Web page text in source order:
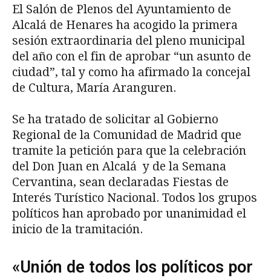
El Salón de Plenos del Ayuntamiento de
Alcalá de Henares ha acogido la primera
sesión extraordinaria del pleno municipal
del año con el fin de aprobar “un asunto de
ciudad”, tal y como ha afirmado la concejal
de Cultura, María Aranguren.
Se ha tratado de solicitar al Gobierno
Regional de la Comunidad de Madrid que
tramite la petición para que la celebración
del Don Juan en Alcalá y de la Semana
Cervantina, sean declaradas Fiestas de
Interés Turístico Nacional. Todos los grupos
políticos han aprobado por unanimidad el
inicio de la tramitación.
«Unión de todos los políticos por